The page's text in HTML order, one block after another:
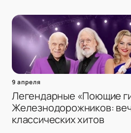
9 апреля
Легендарные «Поющие
Железнодорожников:
классических хитов